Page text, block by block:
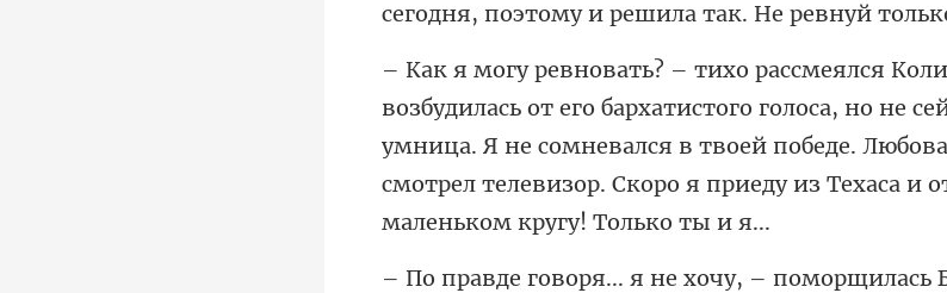
олоса, но не
умница. Я не сомневался в твоей победе.